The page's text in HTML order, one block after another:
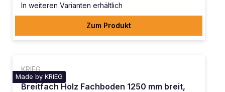
In weiteren Varianten erhältlich
Zum Produkt
KRIEG
Made by KRIEG
Breitfach Holz Fachboden 1250 mm breit,